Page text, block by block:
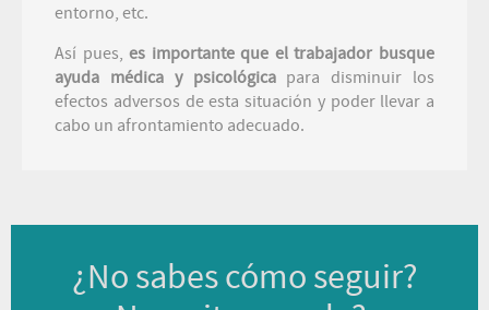
entorno, etc.
Así pues,es importante que el trabajador busque
ayuda médica y psicológicapara disminuir los
efectos adversos de esta situación y poder llevar a
cabo un afrontamiento adecuado.
¿No sabes cómo seguir?